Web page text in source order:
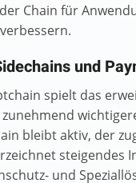
Chain für
und
spielt das
bleibt aktiv, der
steigendes
und